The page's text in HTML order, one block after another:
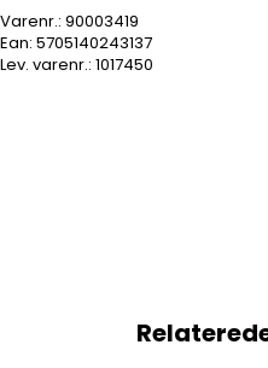
Varenr.: 90003419
Ean: 5705140243137
Lev. varenr.: 1017450